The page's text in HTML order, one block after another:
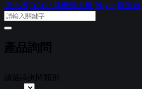
擴大機 DAC / 耳機擴大機 Player 揚聲器
產品詢問
請選譯詢問類別